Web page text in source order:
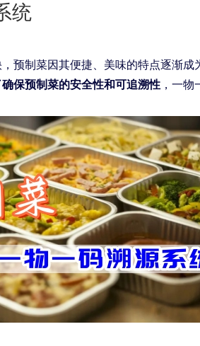
统
预制菜因其便捷、美味的特点逐渐
确保预制菜的安全性和可追溯性 ，一